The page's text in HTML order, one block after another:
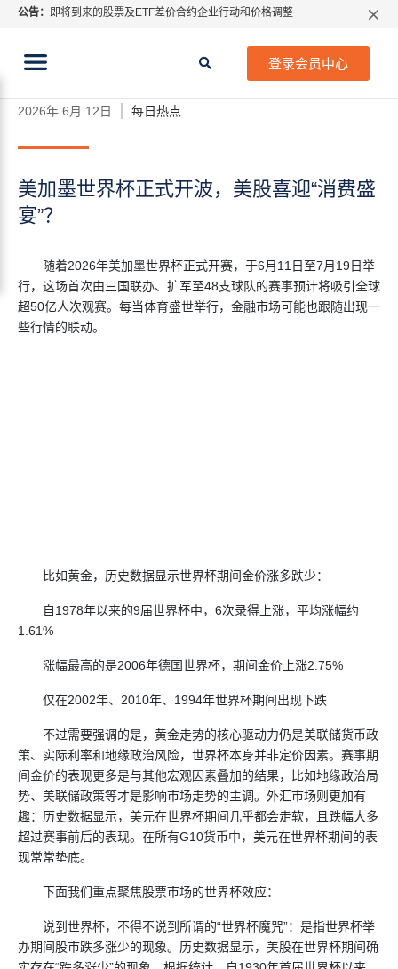
公告： 即将到来的股票及ETF差价合约企业行动和价格调整
ATFX呼吁推进金融市场合规、安全、有序、良性发展
登录会员中心
当前位置:
美加墨世界杯正式开波，美股喜迎
“消费盛宴”？
2026年 6月 12日 每日热点
美加墨世界杯正式开波，美股喜迎“消费盛
宴”？
随着2026年美加墨世界杯正式开赛，于6月11日至7月19日举
行，这场首次由三国联办、扩军至48支球队的赛事预计将吸引全球
超50亿人次观赛。每当体育盛世举行，金融市场可能也跟随出现一
些行情的联动。
比如黄金，历史数据显示世界杯期间金价涨多跌少：
自1978年以来的9届世界杯中，6次录得上涨，平均涨幅约
1.61%
涨幅最高的是2006年德国世界杯，期间金价上涨2.75%
仅在2002年、2010年、1994年世界杯期间出现下跌
不过需要强调的是，黄金走势的核心驱动力仍是美联储货币政
策、实际利率和地缘政治风险，世界杯本身并非定价因素。赛事期
间金价的表现更多是与其他宏观因素叠加的结果，比如地缘政治局
势、美联储政策等才是影响市场走势的主调。外汇市场则更加有
趣：历史数据显示，美元在世界杯期间几乎都会走软，且跌幅大多
超过赛事前后的表现。在所有G10货币中，美元在世界杯期间的表
现常常垫底。
下面我们重点聚焦股票市场的世界杯效应：
说到世界杯，不得不说到所谓的“世界杯魔咒”：是指世界杯举
办期间股市跌多涨少的现象。历史数据显示，美股在世界杯期间确